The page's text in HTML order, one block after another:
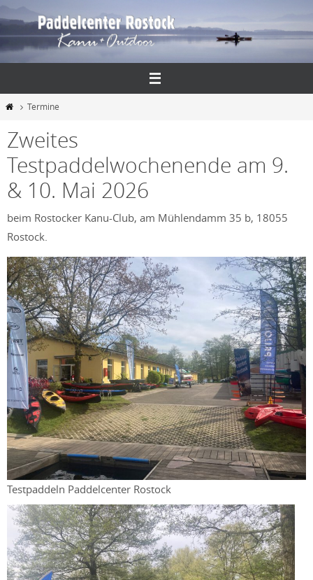
Inhalt
springen
StartTermine
Zweites
Testpaddelwochenende am 9.
& 10. Mai 2026
beim Rostocker Kanu-Club, am Mühlendamm 35 b, 18055
Rostock.
Testpaddeln Paddelcenter Rostock